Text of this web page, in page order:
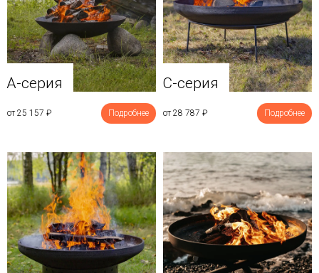
A-серия
от 25 157 ₽ Подробнее
C-серия
от 28 787 ₽ Подробнее